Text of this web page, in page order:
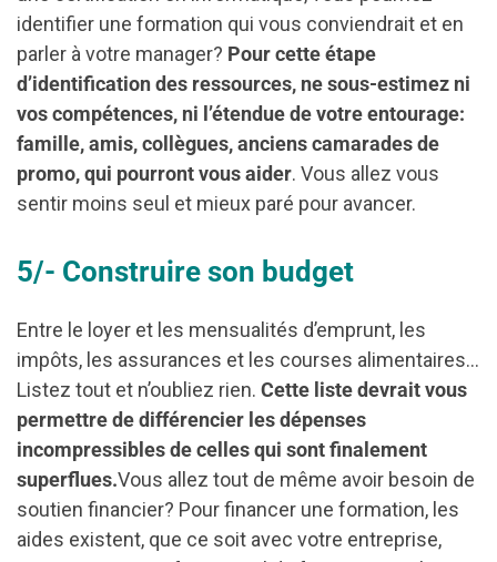
identifier une formation qui vous conviendrait et en
parler à votre manager? Pour cette étape
d’identification des ressources, ne sous-estimez ni
vos compétences, ni l’étendue de votre entourage:
famille, amis, collègues, anciens camarades de
promo, qui pourront vous aider. Vous allez vous
sentir moins seul et mieux paré pour avancer.
5/- Construire son budget
Entre le loyer et les mensualités d’emprunt, les
impôts, les assurances et les courses alimentaires…
Listez tout et n’oubliez rien. Cette liste devrait vous
permettre de différencier les dépenses
incompressibles de celles qui sont finalement
superflues.Vous allez tout de même avoir besoin de
soutien financier? Pour financer une formation, les
aides existent, que ce soit avec votre entreprise,